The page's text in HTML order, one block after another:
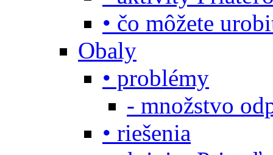
• čo môžete
Obaly
• problémy
- množstvo
• riešenia